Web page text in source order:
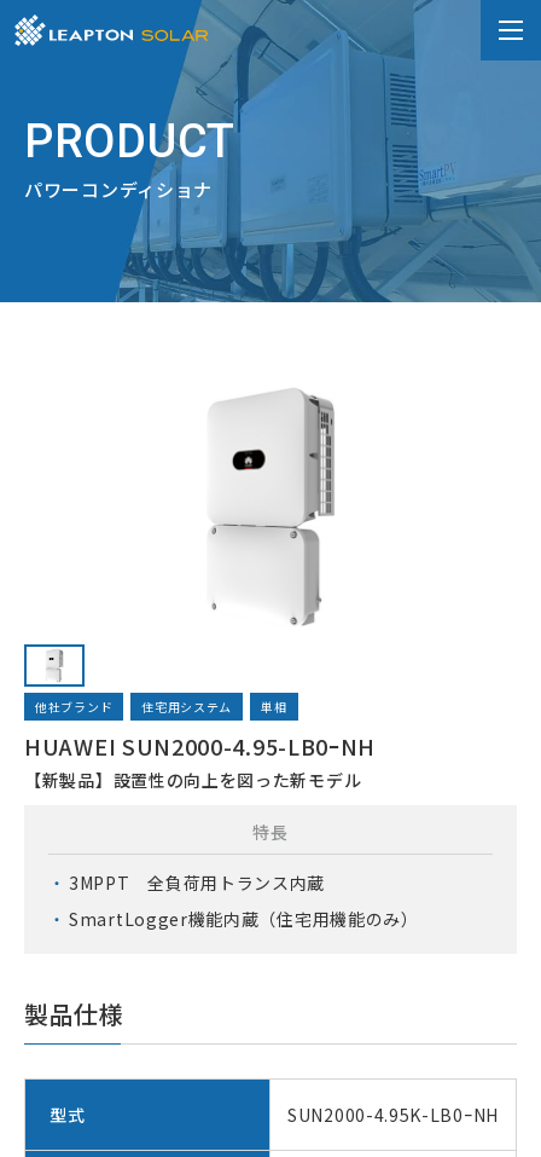
PRODUCT
パワーコンディショナ
他社ブランド 住宅用システム 単相
HUAWEI SUN2000-4.95-LB0ｰNH
【新製品】設置性の向上を図った新モデル
特長
3MPPT 全負荷用トランス内蔵
SmartLogger機能内蔵（住宅用機能のみ）
製品仕様
型式 SUN2000-4.95K-LB0ｰNH